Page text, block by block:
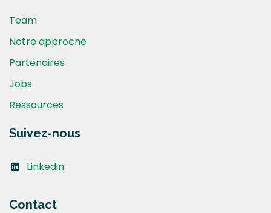
Team
Notre approche
Partenaires
Jobs
Ressources
Suivez-nous
Linkedin
Contact